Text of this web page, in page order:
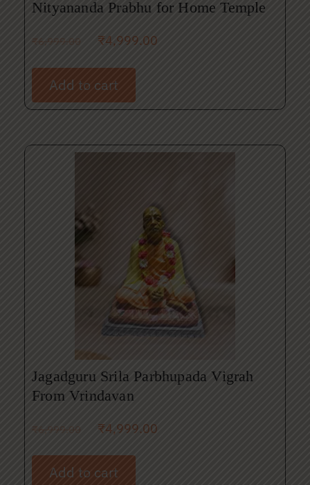
Nityananda Prabhu for Home Temple
₹6,999.00 ₹4,999.00
Add to cart
Jagadguru Srila Parbhupada Vigrah
From Vrindavan
₹6,999.00 ₹4,999.00
Add to cart